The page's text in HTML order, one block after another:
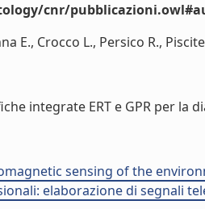
cnr/
E., Crocco L., Persico R.,
integrate ERT e GPR per la
sensing of the
elaborazione di segnali